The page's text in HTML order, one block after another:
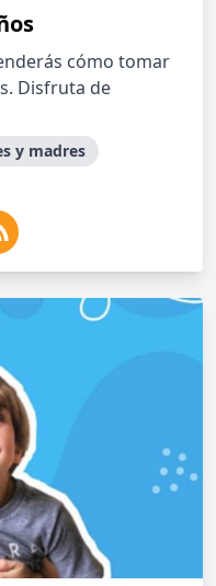
cómo tomar
Disfruta de
y madres